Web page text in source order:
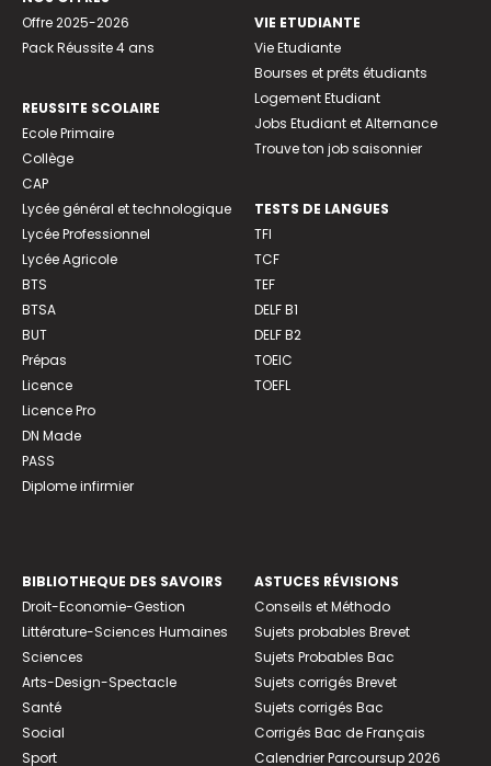
Offre 2025-2026
Pack Réussite 4 ans
REUSSITE SCOLAIRE
Ecole Primaire
Collège
CAP
Lycée général et technologique
Lycée Professionnel
Lycée Agricole
BTS
BTSA
BUT
Prépas
Licence
Licence Pro
DN Made
PASS
Diplome infirmier
VIE ETUDIANTE
Vie Etudiante
Bourses et prêts étudiants
Logement Etudiant
Jobs Etudiant et Alternance
Trouve ton job saisonnier
TESTS DE LANGUES
TFI
TCF
TEF
DELF B1
DELF B2
TOEIC
TOEFL
BIBLIOTHEQUE DES SAVOIRS
Droit-Economie-Gestion
Littérature-Sciences Humaines
Sciences
Arts-Design-Spectacle
Santé
Social
Sport
ASTUCES RÉVISIONS
Conseils et Méthodo
Sujets probables Brevet
Sujets Probables Bac
Sujets corrigés Brevet
Sujets corrigés Bac
Corrigés Bac de Français
Calendrier Parcoursup 2026